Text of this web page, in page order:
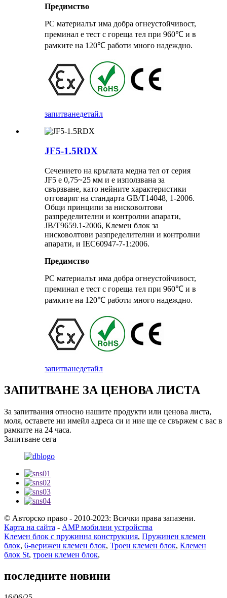
Предимство
PC материалът има добра огнеустойчивост,
преминал е тест с гореща тел при 960℃ и в
рамките на 120℃ работи много надеждно.
запитванедетайл
JF5-1.5RDX
Сечението на кръглата медна тел от серия
JF5 е 0,75~25 мм и е използвана за
свързване, като нейните характеристики
отговарят на стандарта GB/T14048, 1-2006.
Общи принципи за нисковолтови
разпределителни и контролни апарати,
JB/T9659.1-2006, Клемен блок за
нисковолтови разпределителни и контролни
апарати, и IEC60947-7-1:2006.
Предимство
PC материалът има добра огнеустойчивост,
преминал е тест с гореща тел при 960℃ и в
рамките на 120℃ работи много надеждно.
запитванедетайл
ЗАПИТВАНЕ ЗА ЦЕНОВА ЛИСТА
За запитвания относно нашите продукти или ценова листа,
моля, оставете ни имейл адреса си и ние ще се свържем с вас в
рамките на 24 часа.
Запитване сега
© Авторско право - 2010-2023: Всички права запазени.
Карта на сайта - AMP мобилни устройства
Клемен блок с пружинна конструкция, Пружинен клемен
блок, 6-верижен клемен блок, Троен клемен блок, Клемен
блок St, троен клемен блок,
последните новини